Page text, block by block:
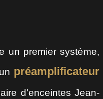
un premier système,
préamplificateur
d’enceintes Jean-